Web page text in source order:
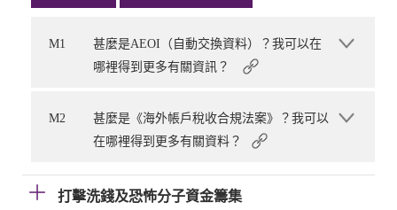
M1
甚麼是AEOI（自動交換資料）？我可以在
哪裡得到更多有關資訊？
M2
甚麼是《海外帳戶稅收合規法案》？我可以
在哪裡得到更多有關資料？
打擊洗錢及恐怖分子資金籌集